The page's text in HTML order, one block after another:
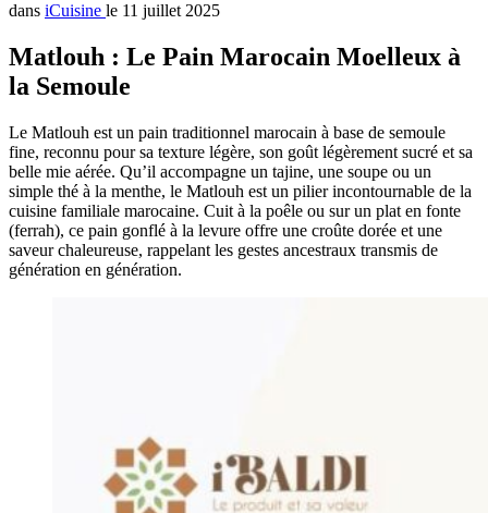
dans iCuisine le 11 juillet 2025
Matlouh : Le Pain Marocain Moelleux à
la Semoule
Le Matlouh est un pain traditionnel marocain à base de semoule
fine, reconnu pour sa texture légère, son goût légèrement sucré et sa
belle mie aérée. Qu’il accompagne un tajine, une soupe ou un
simple thé à la menthe, le Matlouh est un pilier incontournable de la
cuisine familiale marocaine. Cuit à la poêle ou sur un plat en fonte
(ferrah), ce pain gonflé à la levure offre une croûte dorée et une
saveur chaleureuse, rappelant les gestes ancestraux transmis de
génération en génération.